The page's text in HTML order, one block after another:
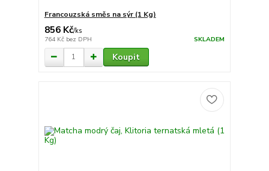
Francouzská směs na sýr (1 Kg)
856 Kč/ks
764 Kč bez DPH SKLADEM
Koupit